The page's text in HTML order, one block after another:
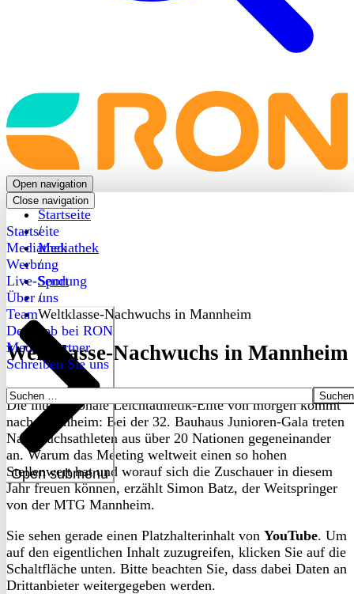
Back
to
frontpage
Open navigation
Close navigation
Startseite
Mediathek
Werbung
Live-Sendung
Über uns
Open submenu
Team
Dein Job bei RON
Medienpartner
Schreiben Sie uns
Suchen
nach:
Startseite
/
Mediathek
/
Sport
/
Weltklasse-Nachwuchs in Mannheim
Weltklasse-Nachwuchs in Mannheim
Die internationale Leichtathletik-Elite von morgen kommt
nach Mannheim: Bei der 32. Bauhaus Junioren-Gala treten
Nachwuchsathleten aus über 20 Nationen gegeneinander
an. Warum das Meeting weltweit einen so hohen
Stellenwert hat und worauf sich die Zuschauer in diesem
Jahr freuen können, erzählt Simon Batz, der Weitspringer
von der MTG Mannheim.
Sie sehen gerade einen Platzhalterinhalt von YouTube. Um
auf den eigentlichen Inhalt zuzugreifen, klicken Sie auf die
Schaltfläche unten. Bitte beachten Sie, dass dabei Daten an
Drittanbieter weitergegeben werden.